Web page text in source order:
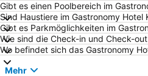
Gibt es einen Poolbereich im
Sind Haustiere im Gastronomy Hotel
Gibt es Parkmöglichkeiten im
Wie sind die Check-in und Check-
Wo befindet sich das Gastronomy
Mehr